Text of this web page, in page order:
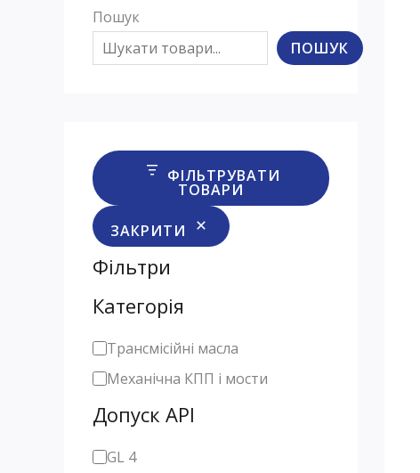
Пошук
ПОШУК
ФІЛЬТРУВАТИ
ТОВАРИ
ЗАКРИТИ
Фільтри
Категорія
К
а
т
е
г
Трансмісійні масла
Механічна КПП і мости
Допуск API
Д GL 4